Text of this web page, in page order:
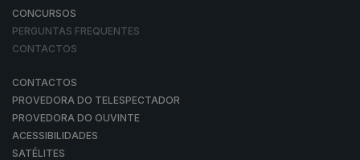
CONCURSOS
PERGUNTAS FREQUENTES
CONTACTOS
CONTACTOS
PROVEDORA DO TELESPECTADOR
PROVEDORA DO OUVINTE
ACESSIBILIDADES
SATÉLITES